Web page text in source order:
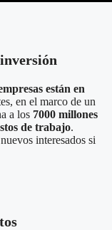
están en
en el marco de un
a los 7000 millones
de trabajo.
interesados si